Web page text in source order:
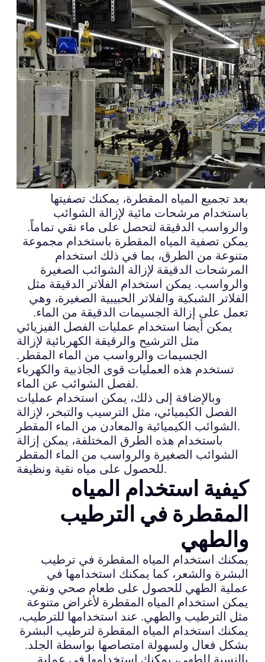
بعد تجميع المياه المقطرة، يمكنك تصفيتها
باستخدام مرشحات مائية لإزالة الشوائب
والرواسب الدقيقة لتحصل على ماء نقي تماماً.
يمكن تصفية المياه المقطرة باستخدام مجموعة
متنوعة من الطرق، بما في ذلك استخدام
المرشحات الدقيقة لإزالة الشوائب الصغيرة
والرواسب. يمكن استخدام الفلاتر الدقيقة مثل
الفلاتر الشبكية والفلاتر الحبيبية الصغيرة، وهي
تعمل على إزالة الجسيمات الدقيقة من الماء.
يمكن أيضا استخدام عمليات الفصل الفيزيائي
مثل الترشيح والرقيقة الكهربائية لإزالة
الجسيمات والرواسب من الماء المقطر.
تستخدم هذه العمليات قوى الجاذبية والكهرباء
لفصل الشوائب عن الماء.
وبالإضافة إلى ذلك، يمكن استخدام عمليات
الفصل الكيميائي، مثل الترسيب والتبخر، لإزالة
الشوائب الكيميائية والمعادن من الماء المقطر.
باستخدام هذه الطرق المختلفة، يمكن إزالة
الشوائب الصغيرة والرواسب من الماء المقطر
للحصول على مياه نقية ونظيفة.
كيفية استخدام المياه
المقطرة في الترطيب
والطهي
يمكنك استخدام المياه المقطرة في ترطيب
البشرة والشعر، كما يمكنك استخدامها في
عملية الطهي للحصول على طعام صحي ونقي.
يمكن استخدام المياه المقطرة لأغراض متنوعة
مثل الترطيب والطهي. عند استخدامها للترطيب،
يمكنك استخدام المياه المقطرة لترطيب البشرة
بشكل فعال ولسهولة امتصاصها بواسطة الجلد.
بالنسبة للطهي، يمكنك استخدامها في عملية